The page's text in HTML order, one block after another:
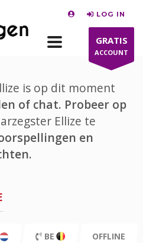
LOG IN
GRATIS
ACCOUNT
is op dit moment
of chat. Probeer op
Ellize te
en
BE OFFLINE